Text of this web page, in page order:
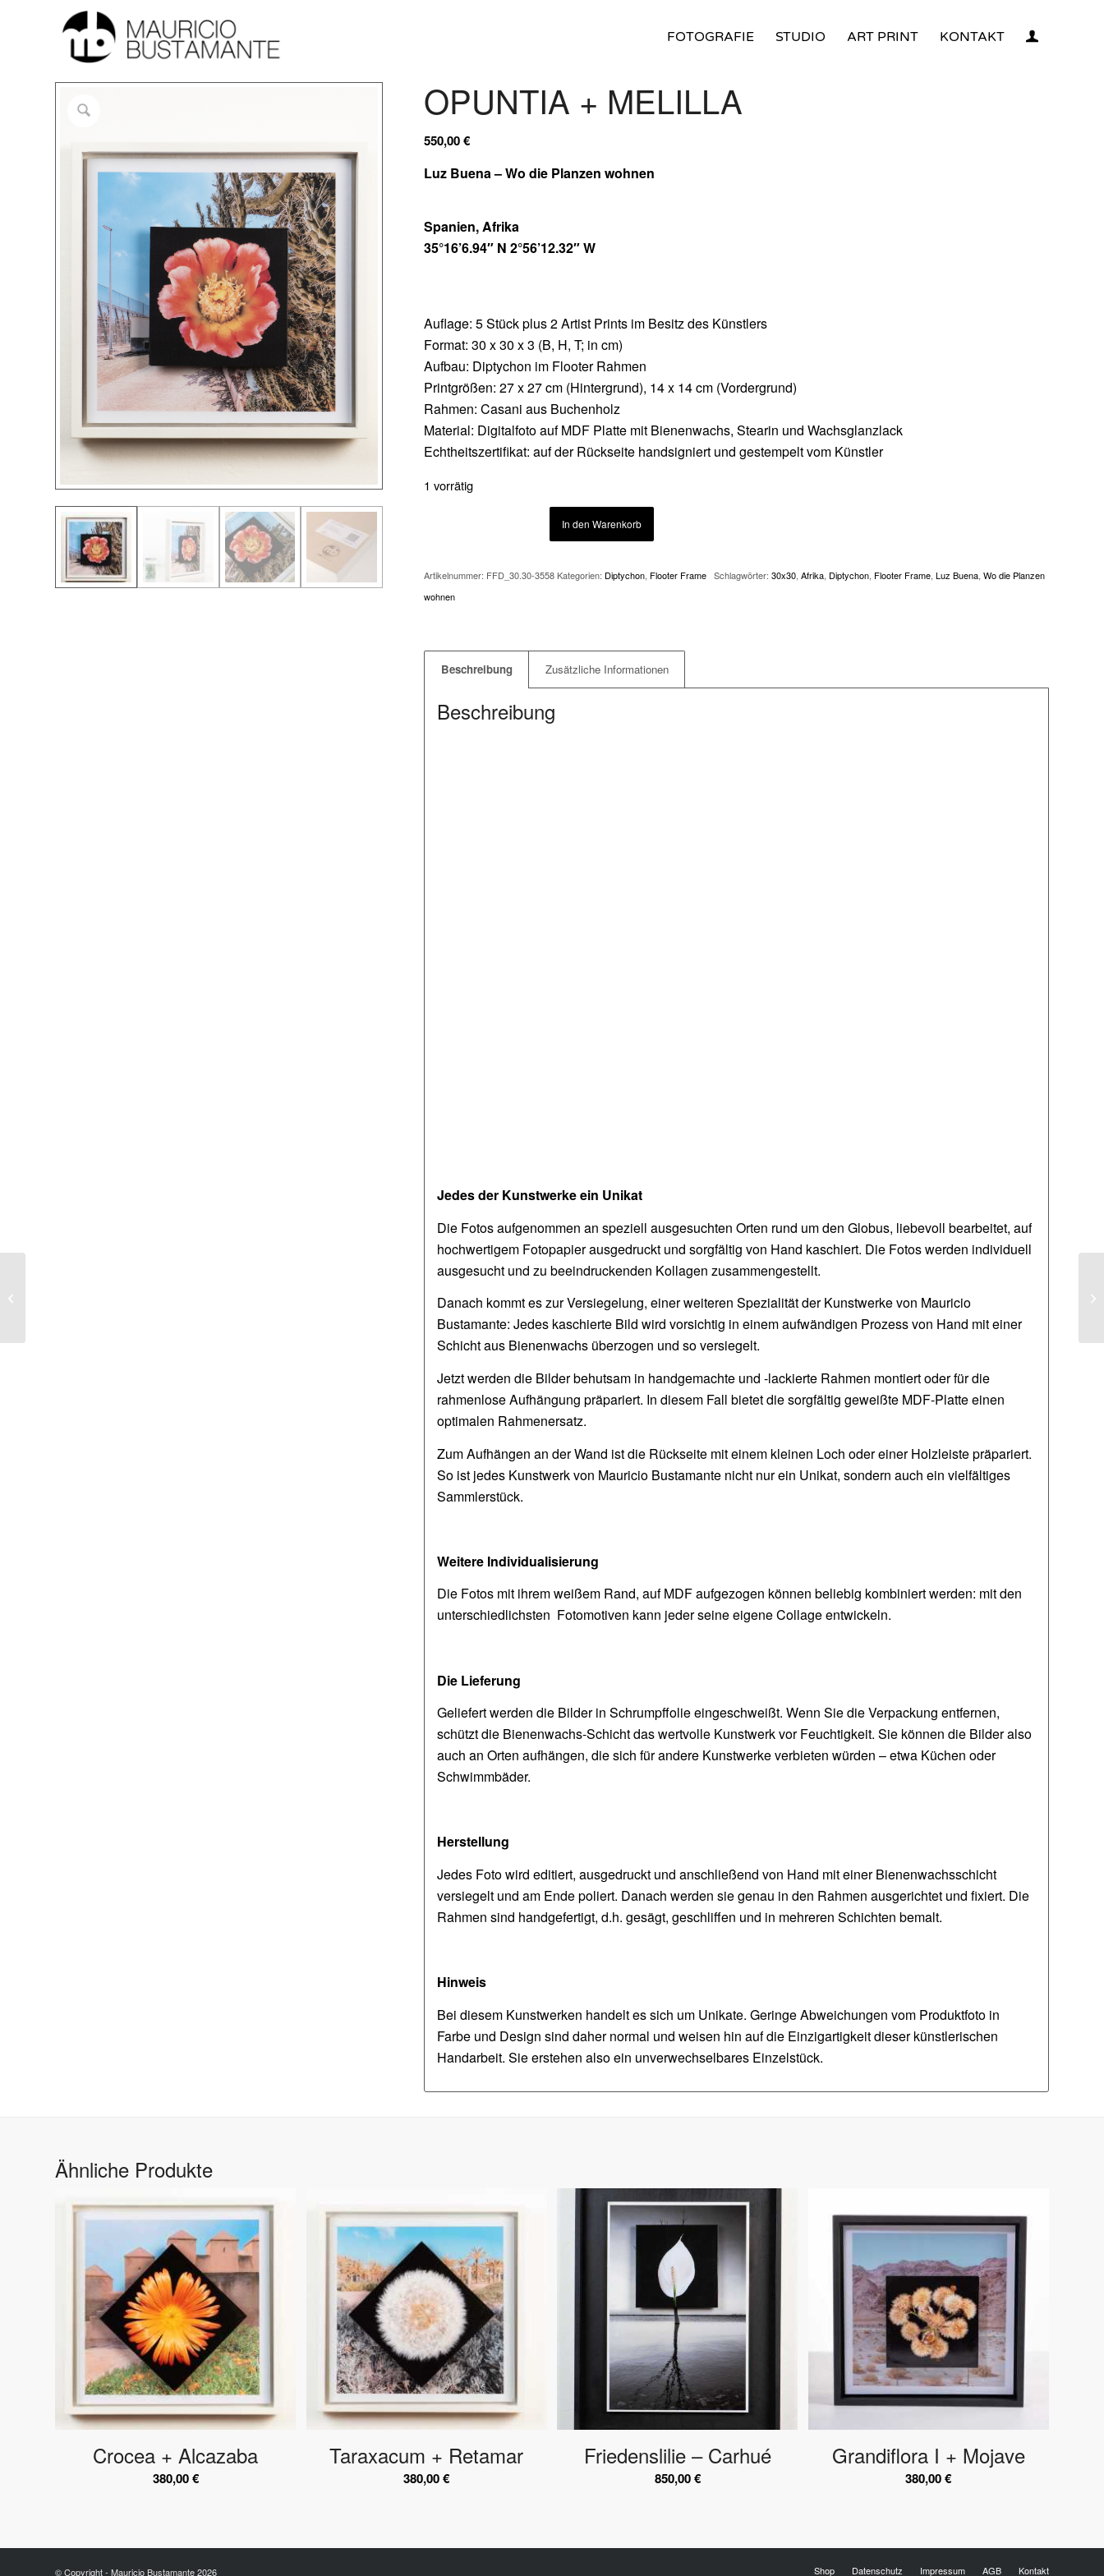
FOTOGRAFIE STUDIO ART PRINT KONTAKT
OPUNTIA + MELILLA
550,00€
Luz Buena – Wo die Planzen wohnen
Spanien, Afrika
35°16’6.94″ N 2°56’12.32″ W
Auflage: 5 Stück plus 2 Artist Prints im Besitz des Künstlers
Format: 30 x 30 x 3 (B, H, T; in cm)
Aufbau: Diptychon im Flooter Rahmen
Printgrößen: 27 x 27 cm (Hintergrund), 14 x 14 cm (Vordergrund)
Rahmen: Casani aus Buchenholz
Material: Digitalfoto auf MDF Platte mit Bienenwachs, Stearin und Wachsglanzlack
Echtheitszertifikat: auf der Rückseite handsigniert und gestempelt vom Künstler
1 vorrätig
In den Warenkorb
Artikelnummer: FFD_30.30-3558 Kategorien: Diptychon Flooter Frame Schlagwörter:30x30 ,Afrika Diptychon Flooter Frame ,Luz Buena ,Wo die Planzen
wohnen
Beschreibung Zusätzliche Informationen
Beschreibung
Jedes der Kunstwerke ein Unikat
Die Fotos aufgenommen an speziell ausgesuchten Orten rund um den Globus, liebevoll bearbeitet, auf
hochwertigem Fotopapier ausgedruckt und sorgfältig von Hand kaschiert. Die Fotos werden individuell
ausgesucht und zu beeindruckenden Kollagen zusammengestellt.
Danach kommt es zur Versiegelung, einer weiteren Spezialität der Kunstwerke von Mauricio
Bustamante: Jedes kaschierte Bild wird vorsichtig in einem aufwändigen Prozess von Hand mit einer
Schicht aus Bienenwachs überzogen und so versiegelt.
Jetzt werden die Bilder behutsam in handgemachte und -lackierte Rahmen montiert oder für die
rahmenlose Aufhängung präpariert. In diesem Fall bietet die sorgfältig geweißte MDF-Platte einen
optimalen Rahmenersatz.
Zum Aufhängen an der Wand ist die Rückseite mit einem kleinen Loch oder einer Holzleiste präpariert.
So ist jedes Kunstwerk von Mauricio Bustamante nicht nur ein Unikat, sondern auch ein vielfältiges
Sammlerstück.
Weitere Individualisierung
Die Fotos mit ihrem weißem Rand, auf MDF aufgezogen können beliebig kombiniert werden: mit den
unterschiedlichsten Fotomotiven kann jeder seine eigene Collage entwickeln.
Die Lieferung
Geliefert werden die Bilder in Schrumpffolie eingeschweißt. Wenn Sie die Verpackung entfernen,
schützt die Bienenwachs-Schicht das wertvolle Kunstwerk vor Feuchtigkeit. Sie können die Bilder also
auch an Orten aufhängen, die sich für andere Kunstwerke verbieten würden – etwa Küchen oder
Schwimmbäder.
Herstellung
Jedes Foto wird editiert, ausgedruckt und anschließend von Hand mit einer Bienenwachsschicht
versiegelt und am Ende poliert. Danach werden sie genau in den Rahmen ausgerichtet und fixiert. Die
Rahmen sind handgefertigt, d.h. gesägt, geschliffen und in mehreren Schichten bemalt.
Hinweis
Bei diesem Kunstwerken handelt es sich um Unikate. Geringe Abweichungen vom Produktfoto in
Farbe und Design sind daher normal und weisen hin auf die Einzigartigkeit dieser künstlerischen
Handarbeit. Sie erstehen also ein unverwechselbares Einzelstück.
Ähnliche Produkte
Crocea + Alcazaba
380,00€
Taraxacum + Retamar
380,00€
Friedenslilie – Carhué
850,00€
Grandiflora I + Mojave
380,00€
© Copyright - Mauricio Bustamante 2026 Shop Datenschutz Impressum AGB Kontakt